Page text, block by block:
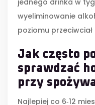
wyeliminowanie
poziomu przeciwciał
Jak często
sprawdzać
przy
Najlepiej co 6‑12